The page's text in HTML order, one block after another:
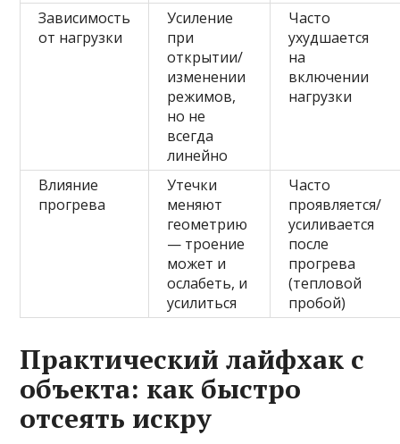
Зависимость
от нагрузки
Усиление
при
открытии/
изменении
режимов,
но не
всегда
линейно
Часто
ухудшается
на
включении
нагрузки
Влияние
прогрева
Утечки
меняют
геометрию
— троение
может и
ослабеть, и
усилиться
Часто
проявляется/
усиливается
после
прогрева
(тепловой
пробой)
Практический лайфхак с
объекта: как быстро
отсеять искру